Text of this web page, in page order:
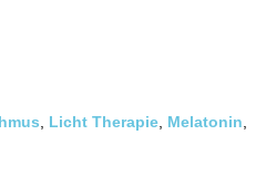
Licht Therapie Melatonin